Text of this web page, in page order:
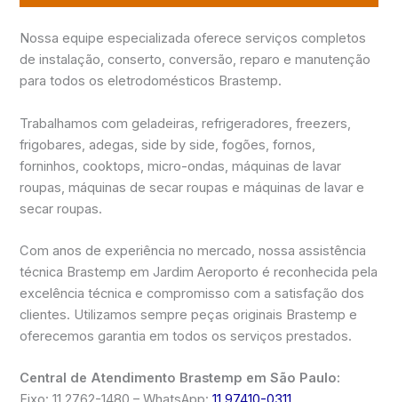
Nossa equipe especializada oferece serviços completos
de instalação, conserto, conversão, reparo e manutenção
para todos os eletrodomésticos Brastemp.
Trabalhamos com geladeiras, refrigeradores, freezers,
frigobares, adegas, side by side, fogões, fornos,
forninhos, cooktops, micro-ondas, máquinas de lavar
roupas, máquinas de secar roupas e máquinas de lavar e
secar roupas.
Com anos de experiência no mercado, nossa assistência
técnica Brastemp em Jardim Aeroporto é reconhecida pela
excelência técnica e compromisso com a satisfação dos
clientes. Utilizamos sempre peças originais Brastemp e
oferecemos garantia em todos os serviços prestados.
Central de Atendimento Brastemp em São Paulo: